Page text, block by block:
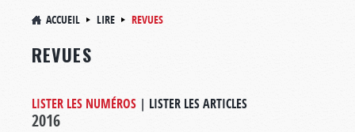
ACCUEIL LIRE REVUES
REVUES
LISTER LES NUMÉROS | LISTER LES ARTICLES
2016